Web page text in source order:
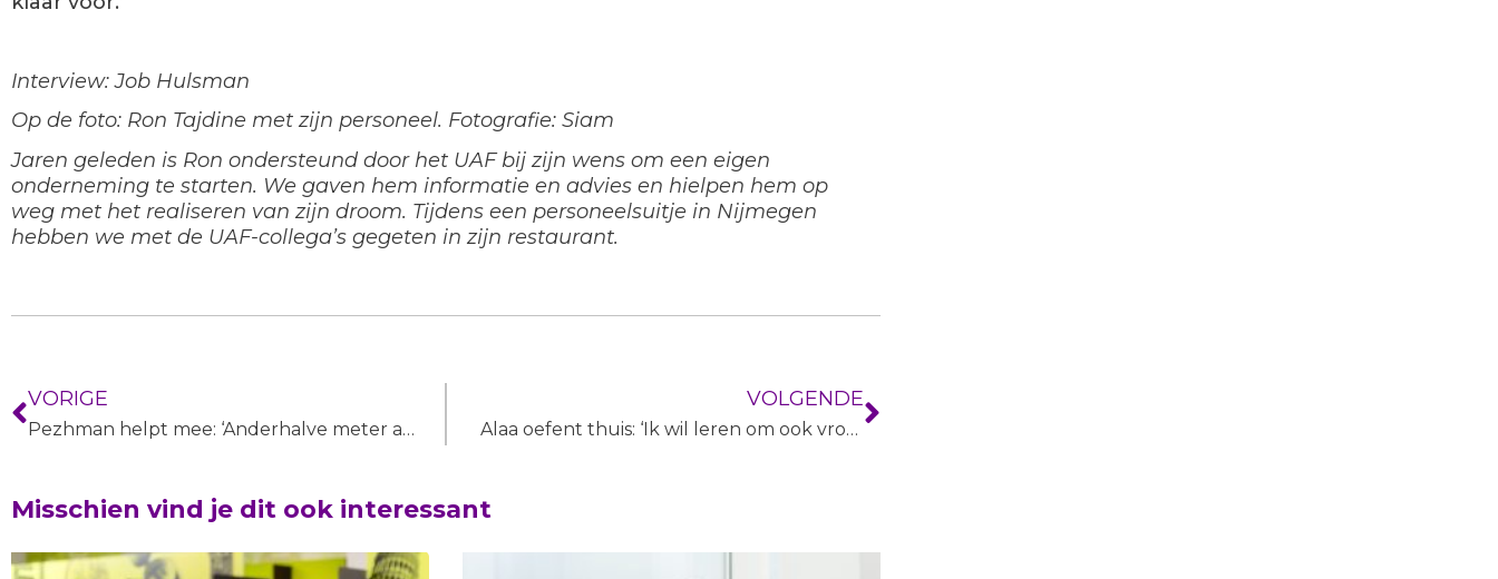
Interview: Job Hulsman
Op de foto: Ron Tajdine met zijn personeel. Fotografie: Siam
Jaren geleden is Ron ondersteund door het UAF bij zijn wens om een eigen
onderneming te starten. We gaven hem informatie en advies en hielpen hem op
weg met het realiseren van zijn droom. Tijdens een personeelsuitje in Nijmegen
hebben we met de UAF-collega’s gegeten in zijn restaurant.
VORIGE
Pezhman helpt mee: ‘Anderhalve meter afstand houden is niet altijd mogelijk’
VOLGENDE
Alaa oefent thuis: ‘Ik wil leren om ook vrouwen te knippen’
Misschien vind je dit ook interessant